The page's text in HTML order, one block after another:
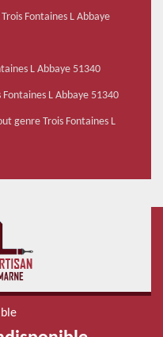
Fontaines L Abbaye
L Abbaye 51340
L Abbaye 51340
genre Trois Fontaines L